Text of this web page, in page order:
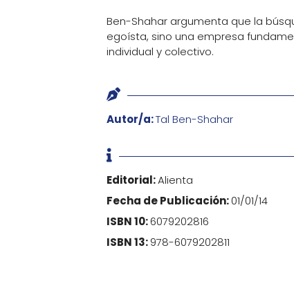
Ben-Shahar argumenta que la
egoísta, sino una empresa
individual y colectivo.

Autor/a:Tal Ben-Shahar

Editorial:Alienta
Fecha de Publicación:01/01/14
ISBN 10:6079202816
ISBN 13:978-6079202811